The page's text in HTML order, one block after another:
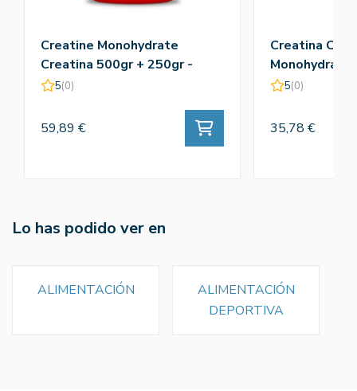
Creatine Monohydrate
Creatina 500gr + 250gr -
Amix
5(0)
59,89 €
Creatina
Monohydrate
5(0)
35,78 €
Lo has podido ver en
ALIMENTACIÓN
ALIMENTACIÓN
DEPORTIVA